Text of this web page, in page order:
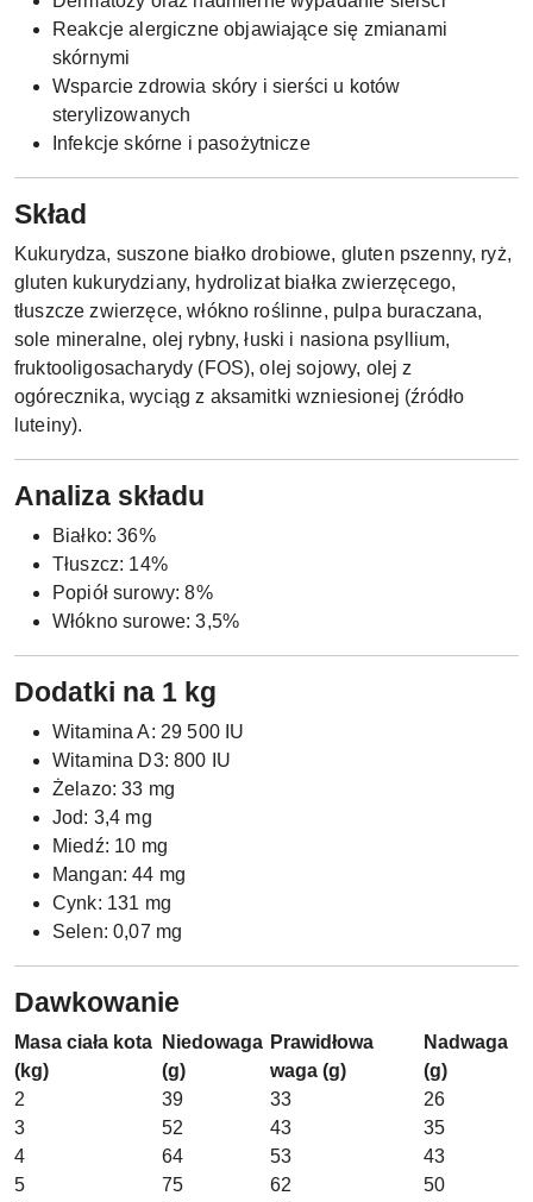
Reakcje alergiczne objawiające się zmianami
skórnymi
Wsparcie zdrowia skóry i sierści u kotów
sterylizowanych
Infekcje skórne i pasożytnicze
Skład
Kukurydza, suszone białko drobiowe, gluten pszenny, ryż,
gluten kukurydziany, hydrolizat białka zwierzęcego,
tłuszcze zwierzęce, włókno roślinne, pulpa buraczana,
sole mineralne, olej rybny, łuski i nasiona psyllium,
fruktooligosacharydy (FOS), olej sojowy, olej z
ogórecznika, wyciąg z aksamitki wzniesionej (źródło
luteiny).
Analiza składu
Białko: 36%
Tłuszcz: 14%
Popiół surowy: 8%
Włókno surowe: 3,5%
Dodatki na 1 kg
Witamina A: 29 500 IU
Witamina D3: 800 IU
Żelazo: 33 mg
Jod: 3,4 mg
Miedź: 10 mg
Mangan: 44 mg
Cynk: 131 mg
Selen: 0,07 mg
Dawkowanie
Masa ciała kota
(kg)
Niedowaga
(g)
Prawidłowa
waga (g)
Nadwaga
(g)
2
39 33
26
3
52 43
35
4
64 53
43
5
75 62
50